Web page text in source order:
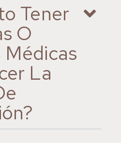
Tener
O
Médicas
La